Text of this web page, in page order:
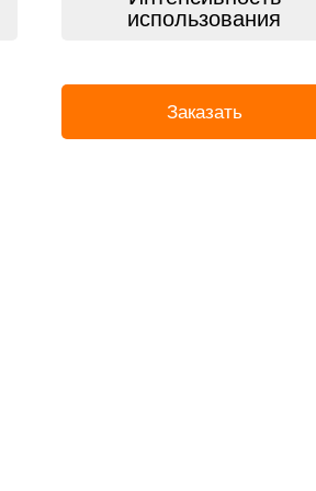
использования
Заказать